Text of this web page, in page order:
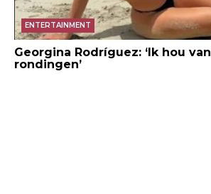
ENTERTAINMENT
Georgina Rodríguez: ‘Ik hou
rondingen’